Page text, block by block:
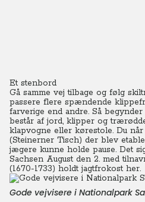
Et stenbord
Gå samme vej tilbage og følg
passere flere spændende
farverige end andre. Så
består af jord, klipper og
klapvogne eller kørestole. Du
(Steinerner Tisch) der blev
jægere kunne holde pause. Det
Sachsen August den 2. med
(1670-1733) holdt jagtfrokost her.
Gode vejvisere i Nationalpark